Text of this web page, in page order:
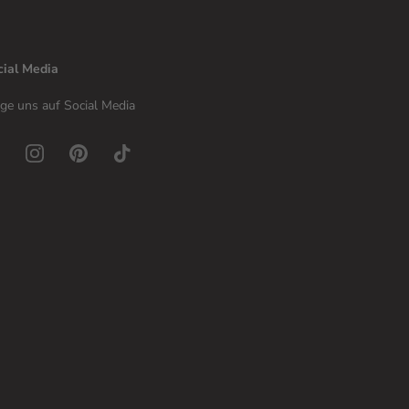
Media
uns auf Social Media